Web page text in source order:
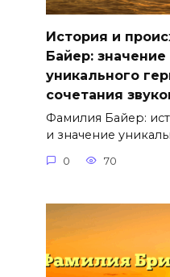
История и
Байер:
уникального
сочетания
Фамилия Байер:
и значение
0 70